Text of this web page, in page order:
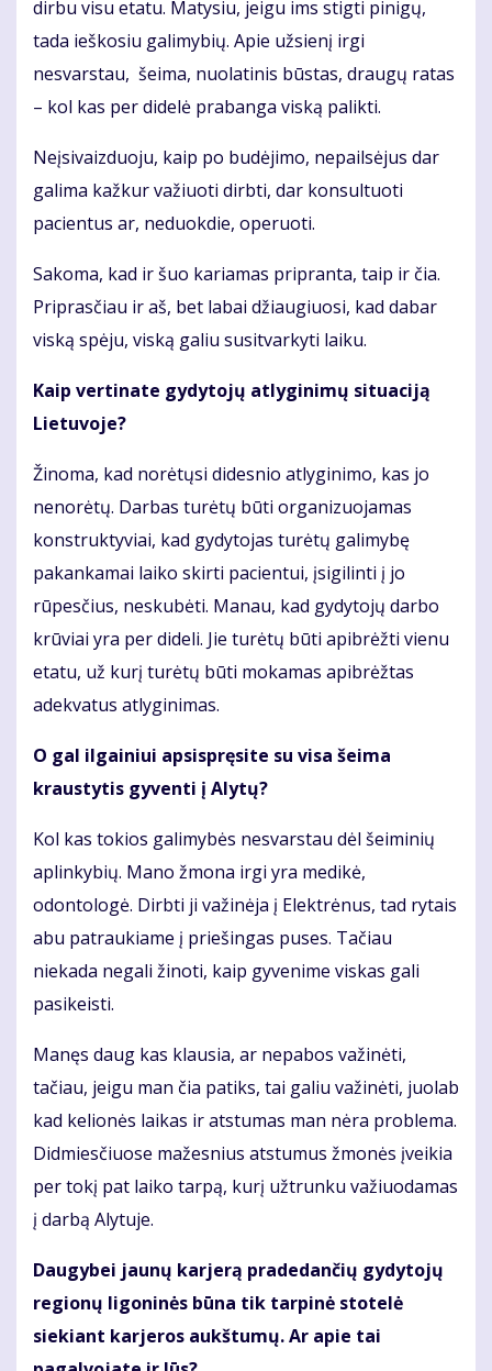
dirbu visu etatu. Matysiu, jeigu ims stigti pinigų,
tada ieškosiu galimybių. Apie užsienį irgi
nesvarstau, šeima, nuolatinis būstas, draugų ratas
– kol kas per didelė prabanga viską palikti.
Neįsivaizduoju, kaip po budėjimo, nepailsėjus dar
galima kažkur važiuoti dirbti, dar konsultuoti
pacientus ar, neduokdie, operuoti.
Sakoma, kad ir šuo kariamas pripranta, taip ir čia.
Priprasčiau ir aš, bet labai džiaugiuosi, kad dabar
viską spėju, viską galiu susitvarkyti laiku.
Kaip vertinate gydytojų atlyginimų situaciją
Lietuvoje?
Žinoma, kad norėtųsi didesnio atlyginimo, kas jo
nenorėtų. Darbas turėtų būti organizuojamas
konstruktyviai, kad gydytojas turėtų galimybę
pakankamai laiko skirti pacientui, įsigilinti į jo
rūpesčius, neskubėti. Manau, kad gydytojų darbo
krūviai yra per dideli. Jie turėtų būti apibrėžti vienu
etatu, už kurį turėtų būti mokamas apibrėžtas
adekvatus atlyginimas.
O gal ilgainiui apsispręsite su visa šeima
kraustytis gyventi į Alytų?
Kol kas tokios galimybės nesvarstau dėl šeiminių
aplinkybių. Mano žmona irgi yra medikė,
odontologė. Dirbti ji važinėja į Elektrėnus, tad rytais
abu patraukiame į priešingas puses. Tačiau
niekada negali žinoti, kaip gyvenime viskas gali
pasikeisti.
Manęs daug kas klausia, ar nepabos važinėti,
tačiau, jeigu man čia patiks, tai galiu važinėti, juolab
kad kelionės laikas ir atstumas man nėra problema.
Didmiesčiuose mažesnius atstumus žmonės įveikia
per tokį pat laiko tarpą, kurį užtrunku važiuodamas
į darbą Alytuje.
Daugybei jaunų karjerą pradedančių gydytojų
regionų ligoninės būna tik tarpinė stotelė
siekiant karjeros aukštumų. Ar apie tai